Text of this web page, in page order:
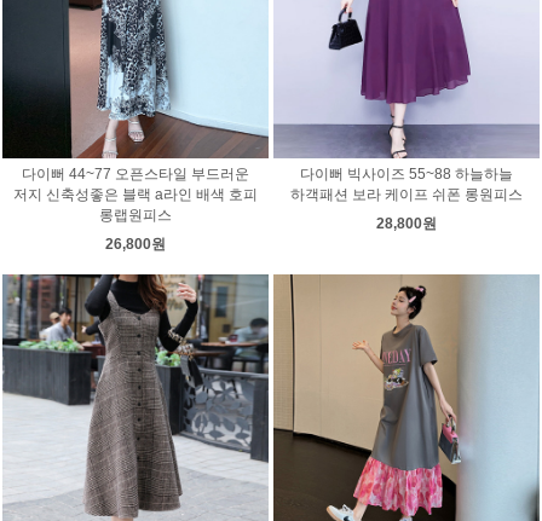
다이뻐 44~77 오픈스타일 부드러운
저지 신축성좋은 블랙 a라인 배색 호피
롱랩원피스
26,800원
다이뻐 빅사이즈 55~88 하늘하늘
하객패션 보라 케이프 쉬폰 롱원피스
28,800원